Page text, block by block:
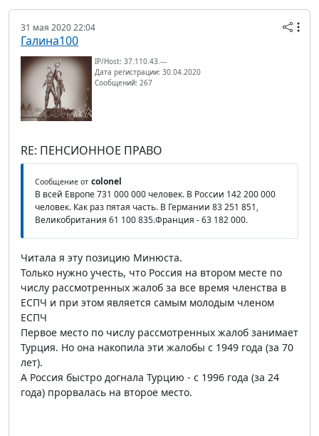
31 мая 2020 22:04
Галина100
IP/Host: 37.110.43.---
Дата регистрации: 30.04.2020
Сообщений: 267
RE: ПЕНСИОННОЕ ПРАВО
Сообщение от colonel
В всей Европе 731 000 000 человек. В России 142 200 000
человек. Как раз пятая часть. В Германии 83 251 851,
Великобритания 61 100 835.Франция - 63 182 000.
Читала я эту позицию Минюста.
Только нужно учесть, что Россия на втором месте по
числу рассмотренных жалоб за все время членства в
ЕСПЧ и при этом является самым молодым членом
ЕСПЧ
Первое место по числу рассмотренных жалоб занимает
Турция. Но она накопила эти жалобы с 1949 года (за 70
лет).
А Россия быстро догнала Турцию - с 1996 года (за 24
года) прорвалась на второе место.